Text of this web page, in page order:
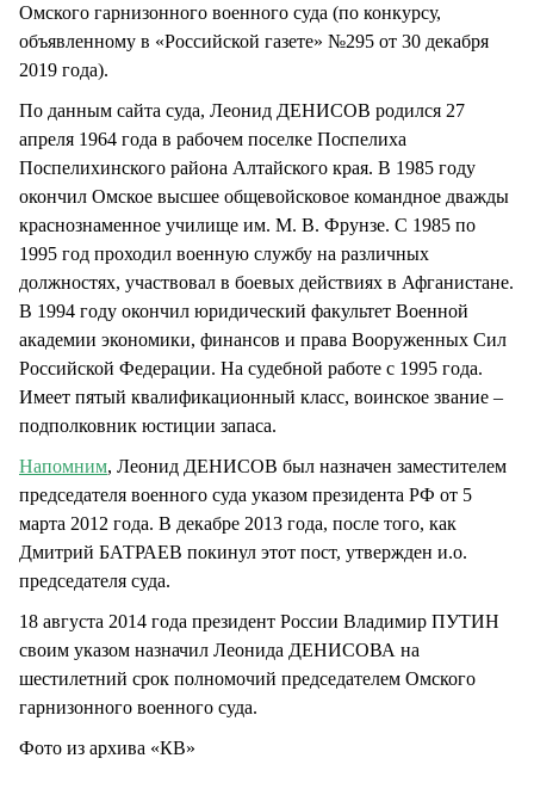
Омского гарнизонного военного суда (по конкурсу,
объявленному в «Российской газете» №295 от 30 декабря
2019 года).
По данным сайта суда, Леонид ДЕНИСОВ родился 27
апреля 1964 года в рабочем поселке Поспелиха
Поспелихинского района Алтайского края. В 1985 году
окончил Омское высшее общевойсковое командное дважды
краснознаменное училище им. М. В. Фрунзе. С 1985 по
1995 год проходил военную службу на различных
должностях, участвовал в боевых действиях в Афганистане.
В 1994 году окончил юридический факультет Военной
академии экономики, финансов и права Вооруженных Сил
Российской Федерации. На судебной работе с 1995 года.
Имеет пятый квалификационный класс, воинское звание –
подполковник юстиции запаса.
Напомним, Леонид ДЕНИСОВ был назначен заместителем
председателя военного суда указом президента РФ от 5
марта 2012 года. В декабре 2013 года, после того, как
Дмитрий БАТРАЕВ покинул этот пост, утвержден и.о.
председателя суда.
18 августа 2014 года президент России Владимир ПУТИН
своим указом назначил Леонида ДЕНИСОВА на
шестилетний срок полномочий председателем Омского
гарнизонного военного суда.
Фото из архива «КВ»